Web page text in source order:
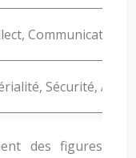
Communication,
Sécurité,
des figures